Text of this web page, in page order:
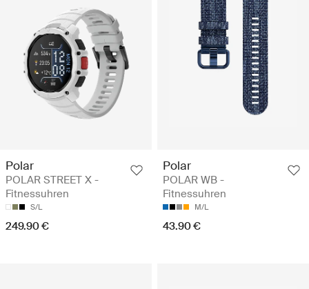
Polar
POLAR STREET X -
Fitnessuhren
S/L
249.90 €
Polar
POLAR WB -
Fitnessuhren
M/L
43.90 €